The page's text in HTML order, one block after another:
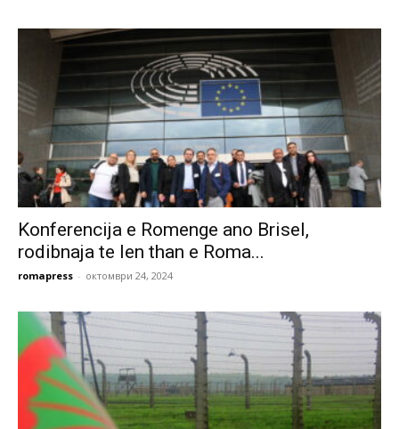
Konferencija e Romenge ano Brisel,
rodibnaja te len than e Roma...
romapress - октомври 24, 2024